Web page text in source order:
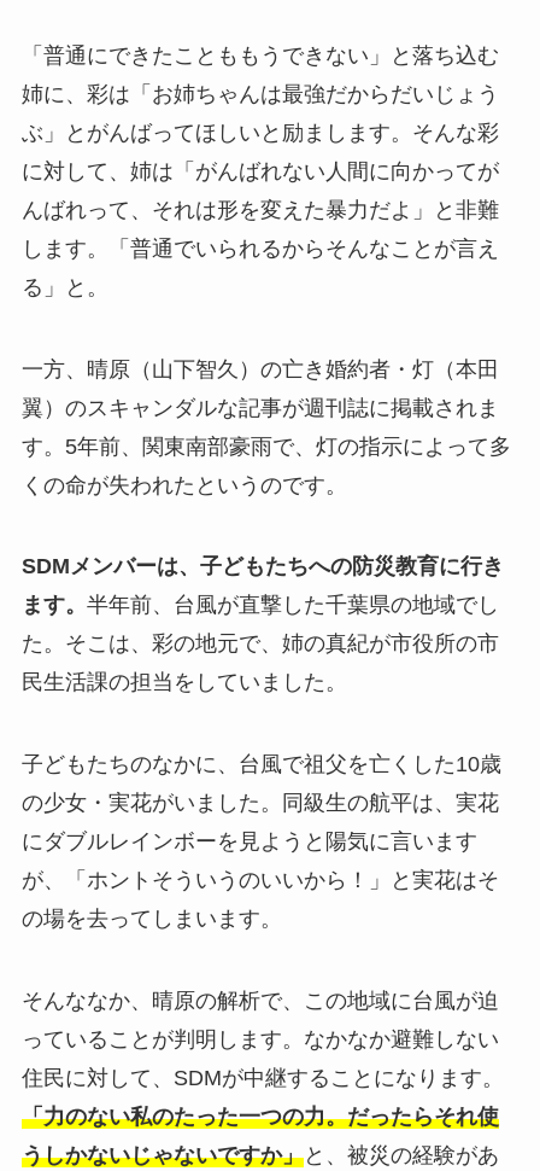
「普通にできたことももうできない」と落ち込む
姉に、彩は「お姉ちゃんは最強だからだいじょう
ぶ」とがんばってほしいと励まします。そんな彩
に対して、姉は「がんばれない人間に向かってが
んばれって、それは形を変えた暴力だよ」と非難
します。「普通でいられるからそんなことが言え
る」と。
一方、晴原（山下智久）の亡き婚約者・灯（本田
翼）のスキャンダルな記事が週刊誌に掲載されま
す。5年前、関東南部豪雨で、灯の指示によって多
くの命が失われたというのです。
SDMメンバーは、子どもたちへの防災教育に行き
ます。 半年前、台風が直撃した千葉県の地域でし
た。そこは、彩の地元で、姉の真紀が市役所の市
民生活課の担当をしていました。
子どもたちのなかに、台風で祖父を亡くした10歳
の少女・実花がいました。同級生の航平は、実花
にダブルレインボーを見ようと陽気に言います
が、「ホントそういうのいいから！」と実花はそ
の場を去ってしまいます。
そんななか、晴原の解析で、この地域に台風が迫
っていることが判明します。なかなか避難しない
住民に対して、SDMが中継することになります。
「力のない私のたった一つの力。だったらそれ使
うしかないじゃないですか」と、被災の経験があ